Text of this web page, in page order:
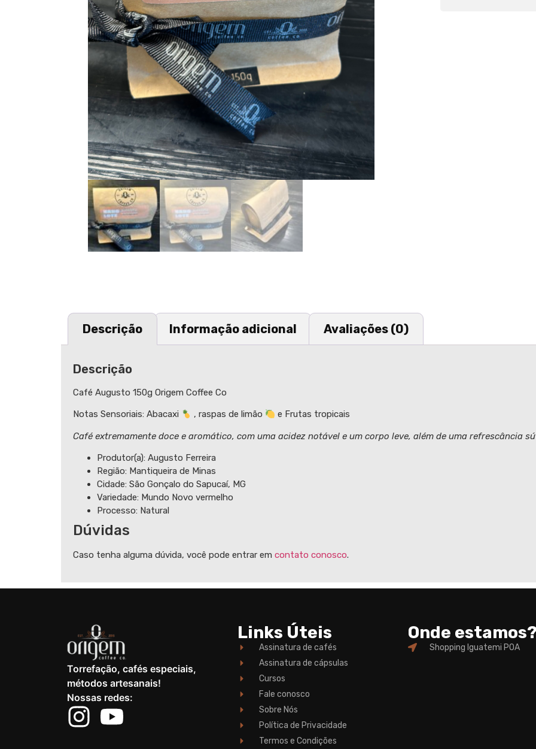
Descrição Informação adicional Avaliações (0)
Descrição
Café Augusto 150g Origem Coffee Co
Notas Sensoriais: Abacaxi , raspas de limão e Frutas tropicais
Café extremamente doce e aromático, com uma acidez notável e um corpo leve, além de uma refrescância
Produtor(a): Augusto Ferreira
Região: Mantiqueira de Minas
Cidade: São Gonçalo do Sapucaí, MG
Variedade: Mundo Novo vermelho
Processo: Natural
Dúvidas
Caso tenha alguma dúvida, você pode entrar em contato conosco.
Torrefação, cafés especiais,
métodos artesanais!
Nossas redes:
Links Úteis
Assinatura de cafés
Assinatura de cápsulas
Cursos
Fale conosco
Sobre Nós
Política de Privacidade
Termos e Condições
Onde
Shopping Iguatemi POA